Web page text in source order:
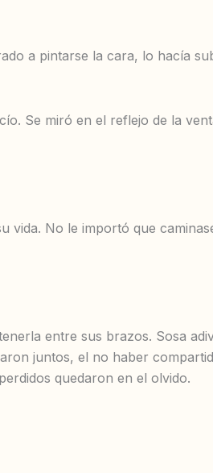
a pintarse la cara, lo hacía
Se miró en el reflejo de la
vida. No le importó que
entre sus brazos. Sosa
juntos, el no haber
quedaron en el olvido.